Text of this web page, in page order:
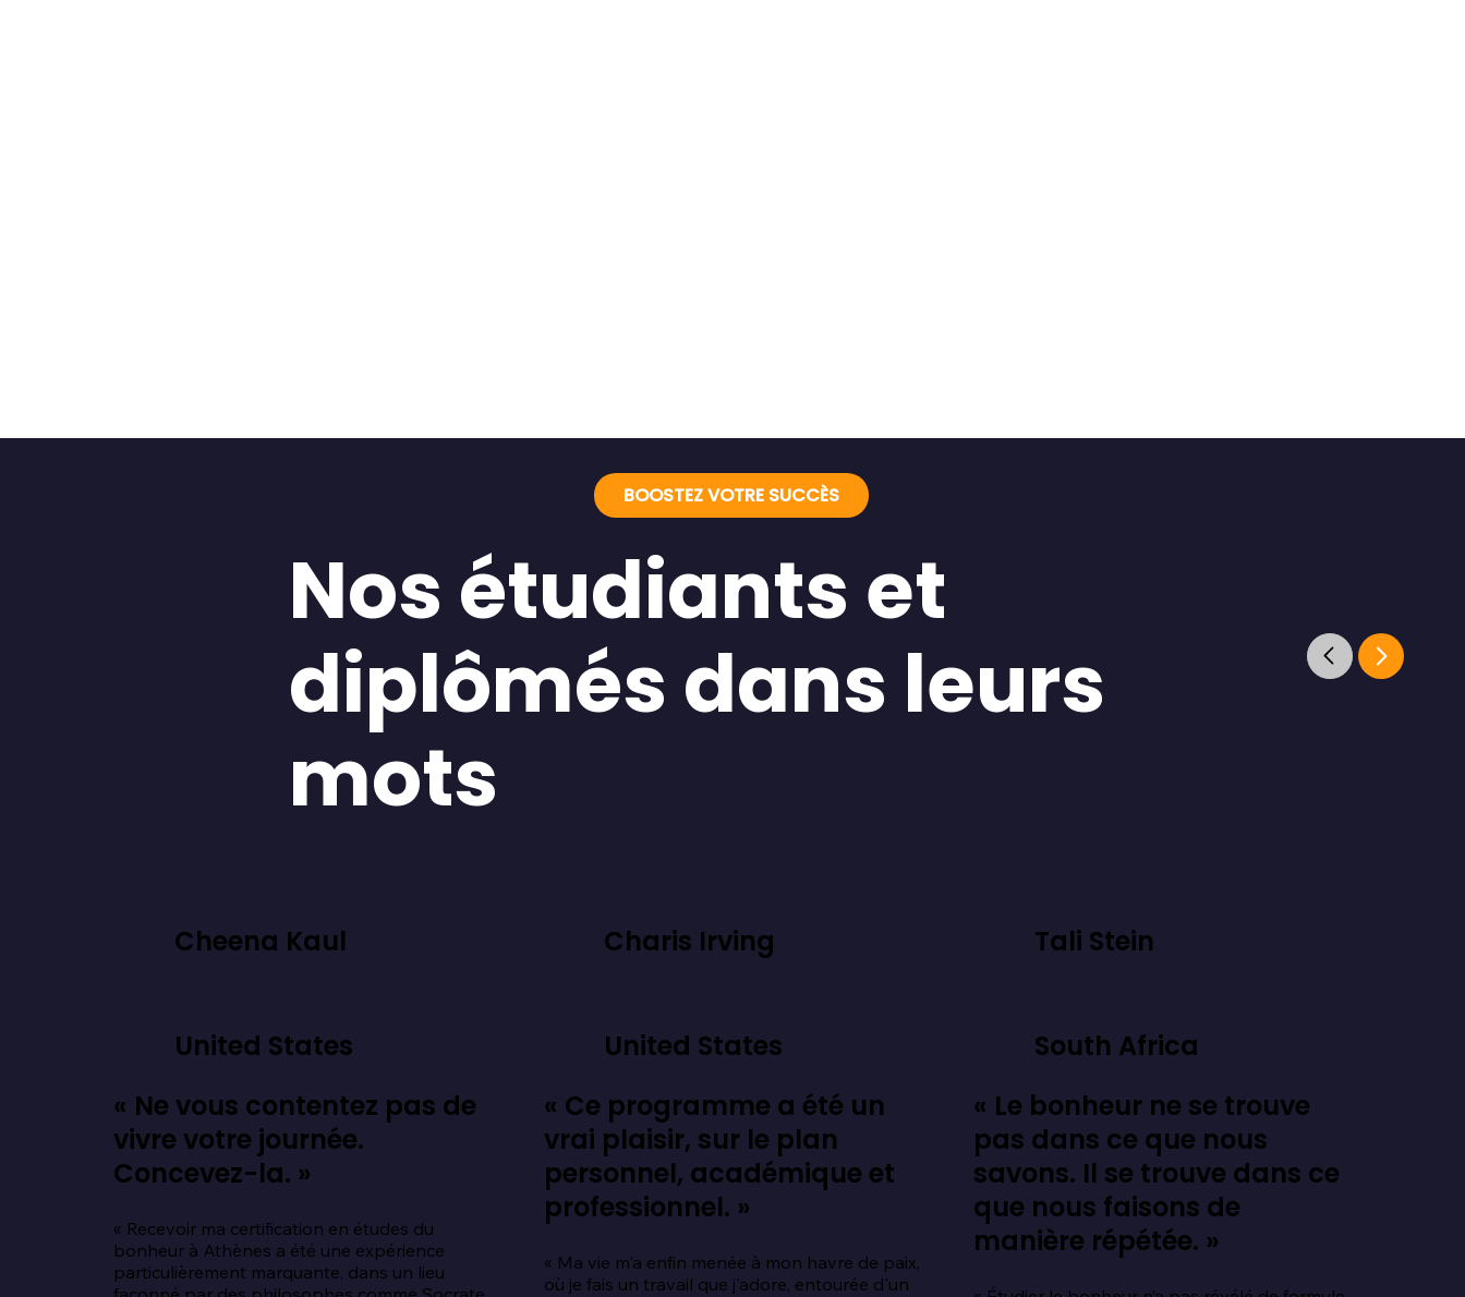
BOOSTEZ VOTRE SUCCÈS
Nos étudiants et
diplômés dans leurs
mots
Cheena Kaul
United States
« Ne vous contentez pas de
vivre votre journée.
Concevez-la. »
« Recevoir ma certification en études du
bonheur à Athènes a été une expérience
particulièrement marquante, dans un lieu
Charis Irving
United States
« Ce programme a été un
vrai plaisir, sur le plan
personnel, académique et
professionnel. »
« Ma vie m'a enfin menée à mon havre de paix,
où je fais un travail que j'adore, entourée d'un
Tali Stein
South Africa
« Le bonheur ne se trouve
pas dans ce que nous
savons. Il se trouve dans ce
que nous faisons de
manière répétée. »